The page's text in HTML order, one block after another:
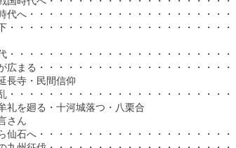
へ・・・・・・・・・・・・・・・・・・・・・
・・・・・・・・・・・・・・・・・・・・・・・
・・・・・・・・・・・・・・・・・・・・・・
広まる・・・・・・・・・・・・・・・・・・・
寺・民間信仰
・・・・・・・・・・・・・・・・・・・・・・
廻る・十河城落つ・八栗合
ん
仙石へ・・・・・・・・・・・・・・・・・・・・